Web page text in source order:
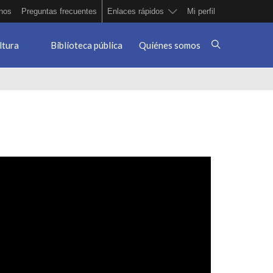
Preguntas frecuentes Enlaces rápidos Mi perfil
Biblioteca pública Quiénes somos